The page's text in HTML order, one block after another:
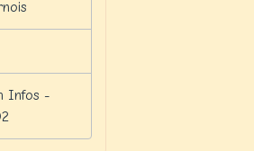
Infos -